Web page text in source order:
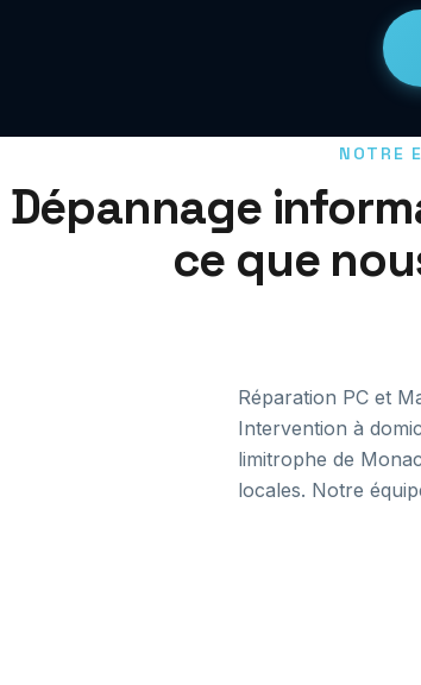
NOTRE
Dépannage
ce que
Réparation PC et
Intervention à
limitrophe de
locales. Notre